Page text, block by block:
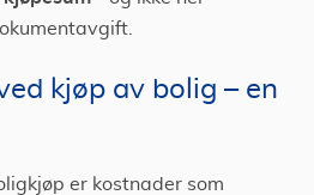
kjøp av bolig – en
er kostnader som